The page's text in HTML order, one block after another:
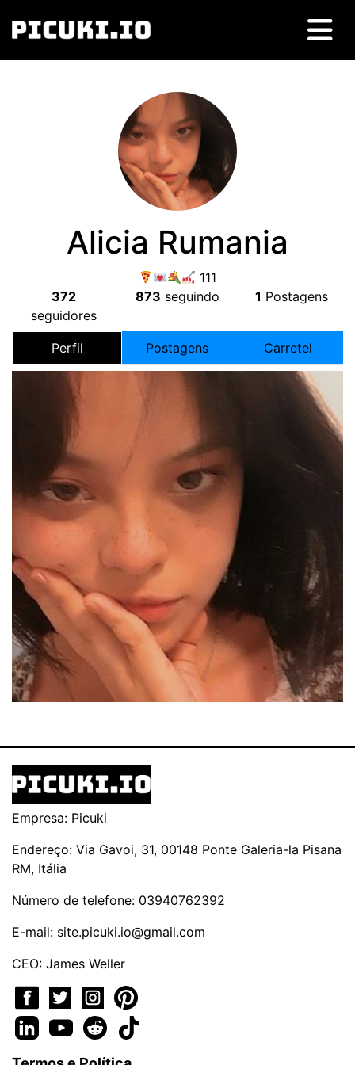
Alicia Rumania
111
372
seguidores
873 seguindo 1 Postagens
Perfil Postagens Carretel
Empresa: Picuki
Endereço: Via Gavoi, 31, 00148 Ponte Galeria-la Pisana
RM, Itália
Número de telefone: 03940762392
E-mail: site.picuki.io@gmail.com
CEO: James Weller